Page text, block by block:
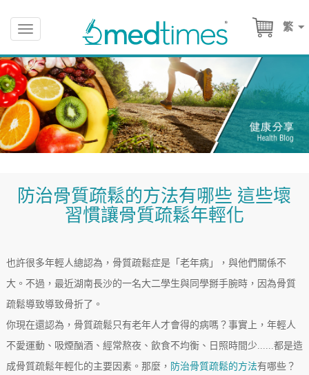
繁
Toggle
navigation
防治骨質疏鬆的方法有哪些 這些壞
習慣讓骨質疏鬆年輕化
也許很多年輕人總認為，骨質疏鬆症是「老年病」，與他們關係不
大。不過，最近湖南長沙的一名大二學生與同學掰手腕時，因為骨質
疏鬆導致導致骨折了。
你現在還認為，骨質疏鬆只有老年人才會得的病嗎？事實上，年輕人
不愛運動、吸煙酗酒、經常熬夜、飲食不均衡、日照時間少......都是造
成骨質疏鬆年輕化的主要因素。那麼， 防治骨質疏鬆的方法有哪些？